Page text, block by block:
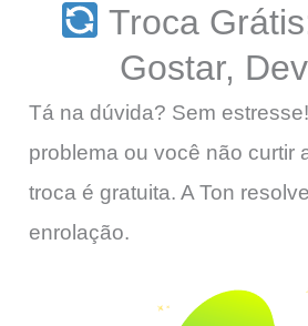
Troca
Gostar,
Tá na dúvida? Sem
problema ou você não curtir
troca é gratuita. A Ton
enrolação.